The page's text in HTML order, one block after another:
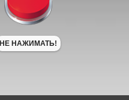
НЕ НАЖИМАТЬ!